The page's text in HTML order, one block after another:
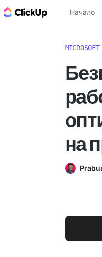
ClickUp блог
Начало
MICROSOFT
на